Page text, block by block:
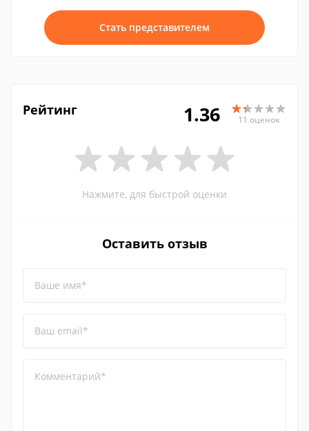
Стать представителем
Рейтинг 1.36 11 оценок
Нажмите, для быстрой оценки
Оставить отзыв
Ваше имя*
Ваш email*
Комментарий*